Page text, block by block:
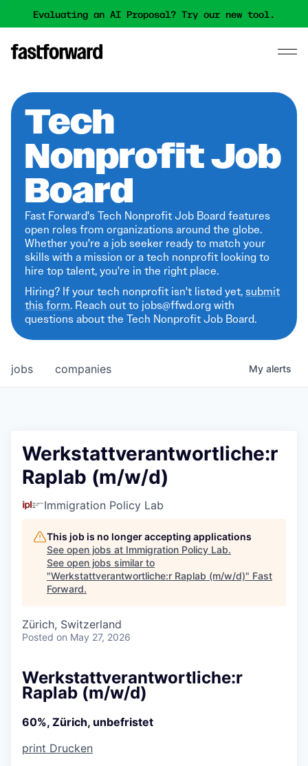
Evaluating an AI Proposal? Try our new tool.
Tech
Nonprofit Job
Board
Fast Forward's Tech Nonprofit Job Board features
open roles from organizations around the globe.
Whether you're a job seeker ready to match your
skills with a mission or a tech nonprofit looking to
hire top talent, you're in the right place.
Hiring? If your tech nonprofit isn't listed yet,submit
this form. Reach out to jobs@ffwd.org with
questions about the Tech Nonprofit Job Board.
jobs companies My alerts
Werkstattverantwortliche:r
Raplab (m/w/d)
Immigration Policy Lab
This job is no longer accepting applications
See open jobs at Immigration Policy Lab.
See open jobs similar to
"Werkstattverantwortliche:r Raplab (m/w/d)" Fast
Forward.
Zürich, Switzerland
Posted on May 27, 2026
Werkstattverantwortliche:r
Raplab (m/w/d)
60%, Zürich, unbefristet
print Drucken